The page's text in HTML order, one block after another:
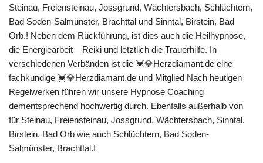
Steinau, Freiensteinau, Jossgrund, Wächtersbach, Schlüchtern,
Bad Soden-Salmünster, Brachttal und Sinntal, Birstein, Bad
Orb.! Neben dem Rückführung, ist dies auch die Heilhypnose,
die Energiearbeit – Reiki und letztlich die Trauerhilfe. In
verschiedenen Verbänden ist die 💓️💎Herzdiamant.de eine
fachkundige 💓️💎Herzdiamant.de und Mitglied Nach heutigen
Regelwerken führen wir unsere Hypnose Coaching
dementsprechend hochwertig durch. Ebenfalls außerhalb von
für Steinau, Freiensteinau, Jossgrund, Wächtersbach, Sinntal,
Birstein, Bad Orb wie auch Schlüchtern, Bad Soden-
Salmünster, Brachttal.!